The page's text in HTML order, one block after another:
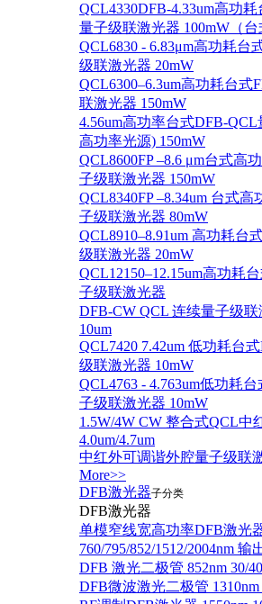
QCL4330DFB-4.33um高功
量子级联激光器 100mW（台
QCL6830 - 6.83μm高功耗台
级联激光器 20mW
QCL6300–6.3um高功耗台式
联激光器 150mW
4.56um高功率台式DFB-
高功率光源) 150mW
QCL8600FP –8.6 μm台式高
子级联激光器 150mW
QCL8340FP –8.34um 台式
子级联激光器 80mW
QCL8910–8.91um 高功耗台
级联激光器 20mW
QCL12150–12.15um高功耗
子级联激光器
DFB-CW QCL 连续量子级
10um
QCL7420 7.42um 低功耗台
级联激光器 10mW
QCL4763 - 4.763um低功耗
子级联激光器 10mW
1.5W/4W CW 整合式QCL中
4.0um/4.7um
中红外可调谐外腔量子级联
More>>
DFB激光器子分类
DFB激光器
单模窄线宽高功率DFB激光
760/795/852/1512/2004nm 输
DFB 激光二极管 852nm 30/
DFB微波激光二极管 1310nm